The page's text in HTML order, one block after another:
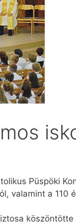
Püspöki
valamint a 110